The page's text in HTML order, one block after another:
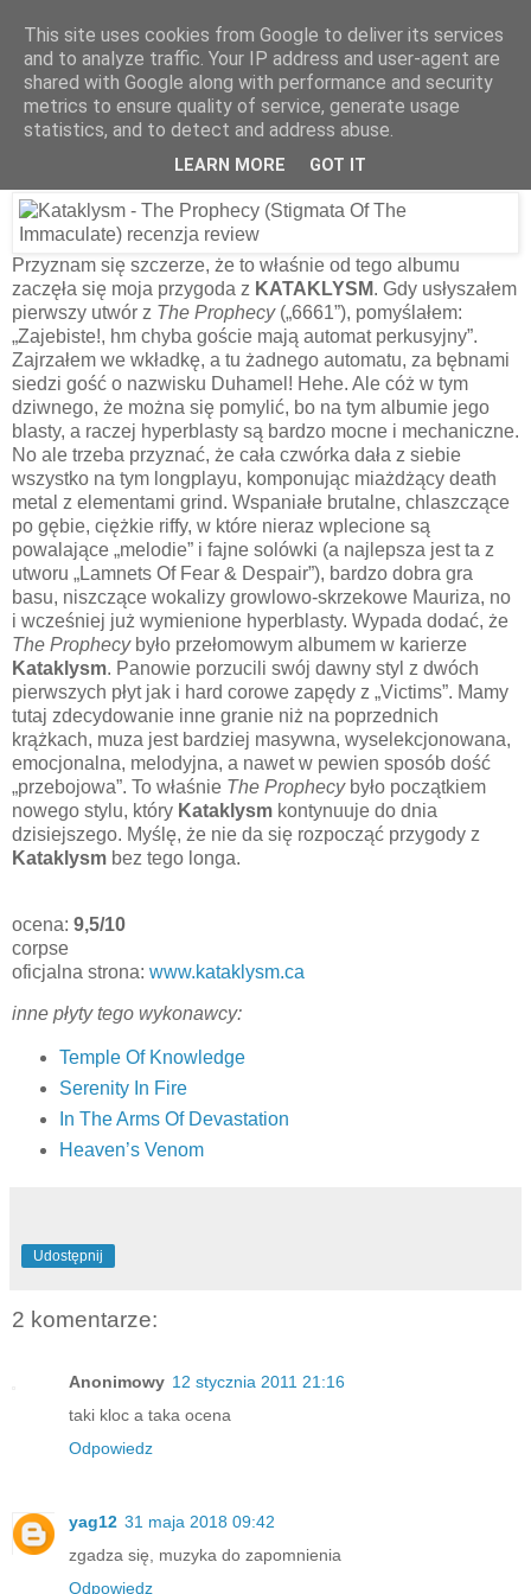
4 kwietnia 2010
Kataklysm – The Prophecy (Stigmata Of
The Immaculate) [2000]
Przyznam się szczerze, że to właśnie od tego albumu
zaczęła się moja przygoda z KATAKLYSM. Gdy usłyszałem
pierwszy utwór z The Prophecy(„6661”), pomyślałem:
„Zajebiste!, hm chyba goście mają automat perkusyjny”.
Zajrzałem we wkładkę, a tu żadnego automatu, za bębnami
siedzi gość o nazwisku Duhamel! Hehe. Ale cóż w tym
dziwnego, że można się pomylić, bo na tym albumie jego
blasty, a raczej hyperblasty są bardzo mocne i mechaniczne.
No ale trzeba przyznać, że cała czwórka dała z siebie
wszystko na tym longplayu, komponując miażdżący death
metal z elementami grind. Wspaniałe brutalne, chlaszczące
po gębie, ciężkie riffy, w które nieraz wplecione są
powalające „melodie” i fajne solówki (a najlepsza jest ta z
utworu „Lamnets Of Fear & Despair”), bardzo dobra gra
basu, niszczące wokalizy growlowo-skrzekowe Mauriza, no
i wcześniej już wymienione hyperblasty. Wypada dodać, że
The Prophecybyło przełomowym albumem w karierze
Kataklysm. Panowie porzucili swój dawny styl z dwóch
pierwszych płyt jak i hard corowe zapędy z „Victims”. Mamy
tutaj zdecydowanie inne granie niż na poprzednich
krążkach, muza jest bardziej masywna, wyselekcjonowana,
emocjonalna, melodyjna, a nawet w pewien sposób dość
„przebojowa”. To właśnie The Prophecybyło początkiem
nowego stylu, który Kataklysm kontynuuje do dnia
dzisiejszego. Myślę, że nie da się rozpocząć przygody z
Kataklysm bez tego longa.
ocena: 9,5/10
corpse
oficjalna strona: www.kataklysm.ca
inne płyty tego wykonawcy:
Temple Of Knowledge
Serenity In Fire
In The Arms Of Devastation
Heaven’s Venom
Udostępnij
2 komentarze:
Anonimowy 12 stycznia 2011 21:16
taki kloc a taka ocena
Odpowiedz
yag12 31 maja 2018 09:42
zgadza się, muzyka do zapomnienia
Odpowiedz
This site uses cookies from Google to deliver its services
and to analyze traffic. Your IP address and user-agent are
shared with Google along with performance and security
metrics to ensure quality of service, generate usage
statistics, and to detect and address abuse.
LEARN MORE GOT IT